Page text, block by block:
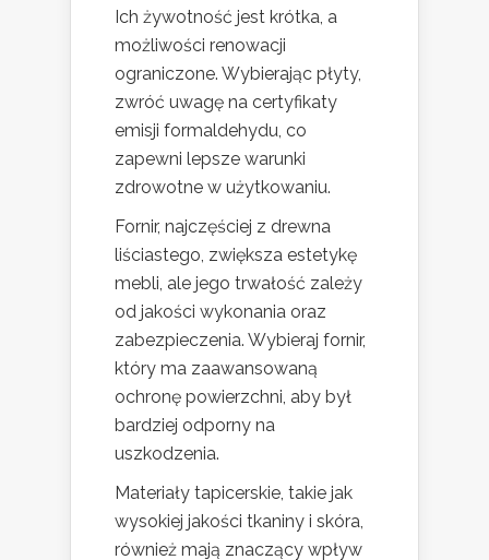
Ich żywotność jest krótka, a
możliwości renowacji
ograniczone. Wybierając płyty,
zwróć uwagę na certyfikaty
emisji formaldehydu, co
zapewni lepsze warunki
zdrowotne w użytkowaniu.
Fornir, najczęściej z drewna
liściastego, zwiększa estetykę
mebli, ale jego trwałość zależy
od jakości wykonania oraz
zabezpieczenia. Wybieraj fornir,
który ma zaawansowaną
ochronę powierzchni, aby był
bardziej odporny na
uszkodzenia.
Materiały tapicerskie, takie jak
wysokiej jakości tkaniny i skóra,
również mają znaczący wpływ